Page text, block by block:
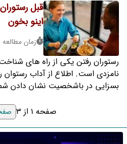
قبل
اینو بخون
زمان مطالعه : 4
رستوران رفتن یکی از راه های
نامزدی است. اطلاع از آداب رستوان
بسزایی در باشخصیت نشان دادن
صفحه 1 از 3